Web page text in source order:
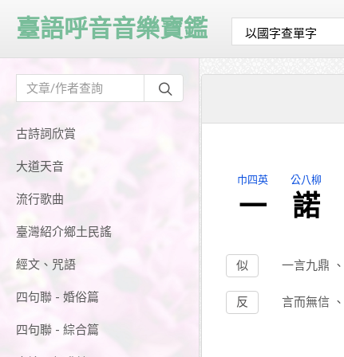
古詩詞欣賞
大道天音
流行歌曲
臺灣紹介鄉土民謠
經文、咒語
四句聯 - 婚俗篇
四句聯 - 綜合篇
臺語呼音音樂寶鑑
巾四英
一
公八柳
諾
一言九鼎 、
似
言而無信 、
反